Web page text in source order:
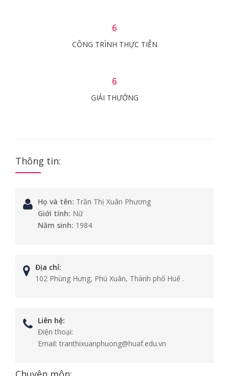
6
CÔNG TRÌNH THỰC TIỄN
6
GIẢI THƯỞNG
Thông tin:
Họ và tên: Trần Thị Xuân Phương
Giới tính: Nữ
Năm sinh: 1984
Địa chỉ:
102 Phùng Hưng, Phú Xuân, Thành phố Huế .
Liên hệ:
Điện thoại:
Email: tranthixuanphuong@huaf.edu.vn